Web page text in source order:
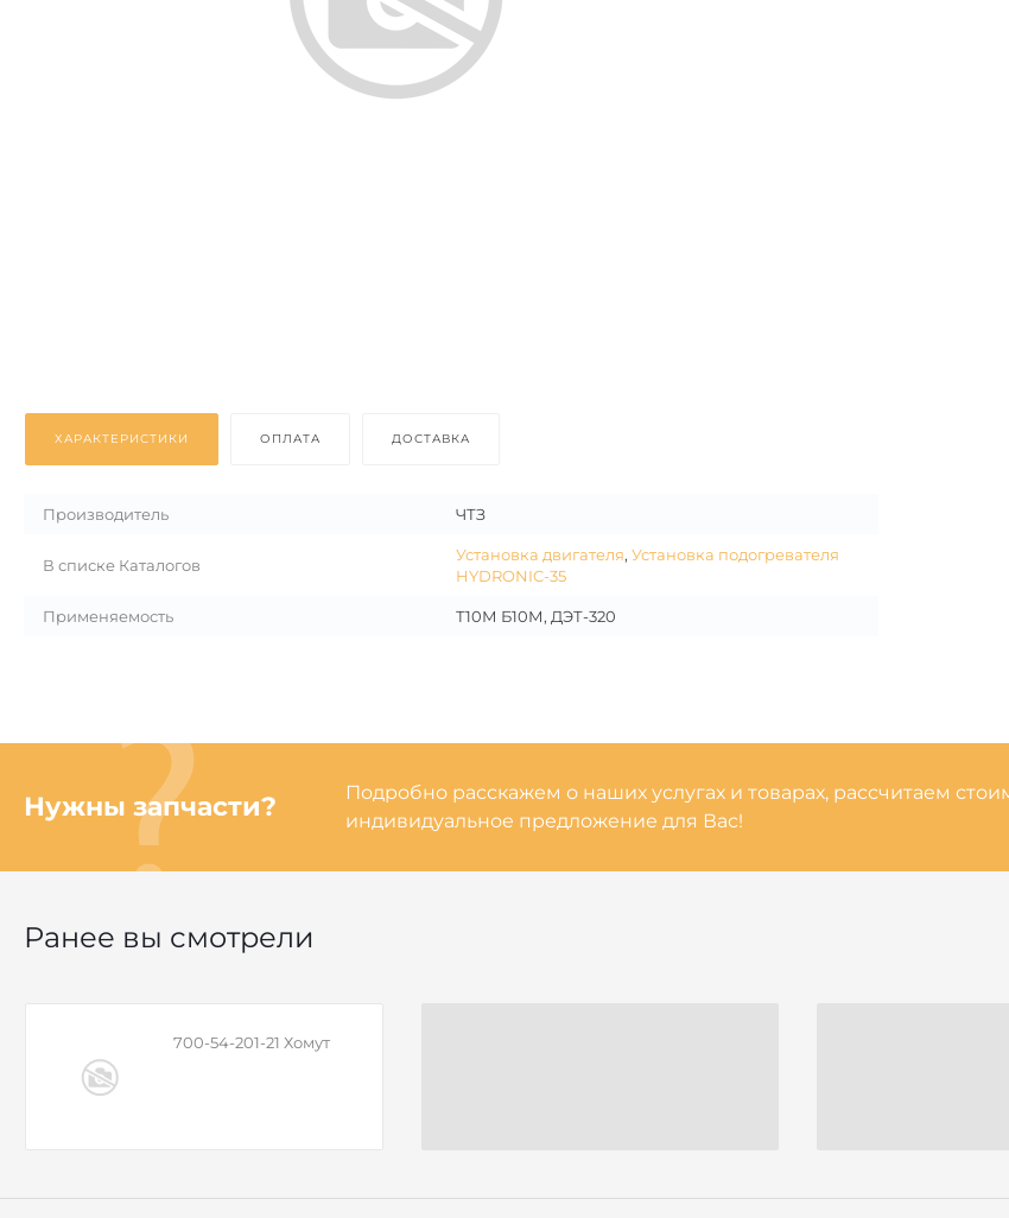
ХАРАКТЕРИСТИКИ ОПЛАТА ДОСТАВКА
Производитель ЧТЗ
В списке Каталогов
Установка двигателя, Установка подогревателя
HYDRONIC-35
Применяемость Т10М Б10М, ДЭТ-320
Нужны запчасти?
Подробно расскажем о наших услугах и товарах, рассчитаем
индивидуальное предложение для Вас!
Ранее вы смотрели
700-54-201-21 Хомут